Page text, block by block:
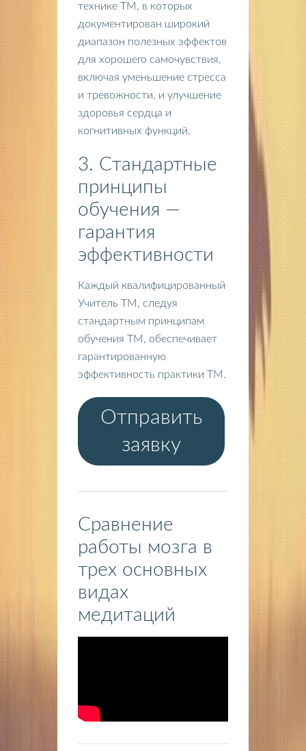
технике ТМ, в которых
документирован широкий
диапазон полезных эффектов
для хорошего самочувствия,
включая уменьшение стресса
и тревожности, и улучшение
здоровья сердца и
когнитивных функций.
3. Стандартные
принципы
обучения —
гарантия
эффективности
Каждый квалифицированный
Учитель ТМ, следуя
стандартным принципам
обучения ТМ, обеспечивает
гарантированную
эффективность практики ТМ.
Отправить
заявку
Сравнение
работы мозга в
трех основных
видах
медитаций